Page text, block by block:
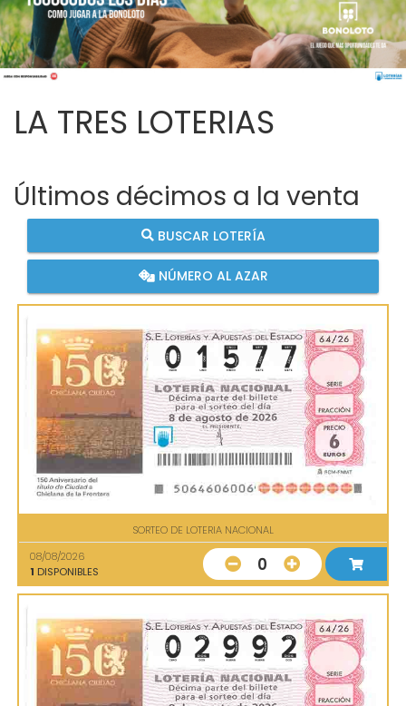
LA TRES LOTERIAS
Últimos décimos a la venta
BUSCAR LOTERÍA
NÚMERO AL AZAR
SORTEO DE LOTERIA NACIONAL
08/08/2026
1 DISPONIBLES 0